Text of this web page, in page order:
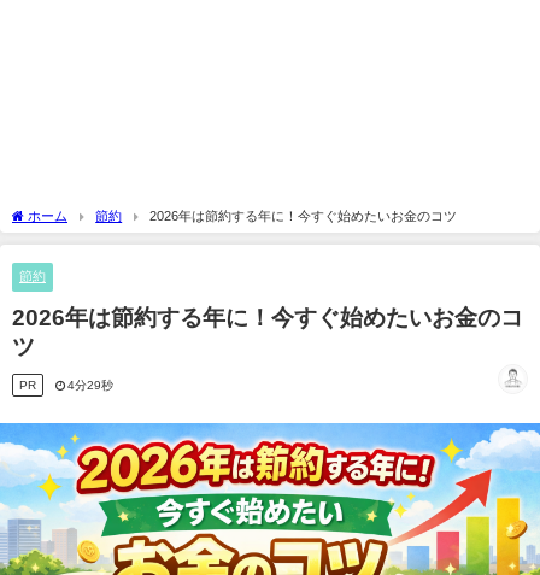
ホーム 節約 2026年は節約する年に！今すぐ始めたいお金のコツ
節約
2026年は節約する年に！今すぐ始めたいお金のコ
ツ
PR 4分29秒